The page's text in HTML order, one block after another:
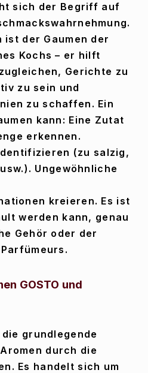
sich der Begriff auf
ist der Gaumen der
Kochs – er hilft
Gerichte zu
zu sein und
zu schaffen. Ein
kann: Eine Zutat
erkennen.
(zu salzig,
Ungewöhnliche
kreieren. Es ist
werden kann, genau
Gehör oder der
GOSTO und
grundlegende
durch die
Es handelt sich um